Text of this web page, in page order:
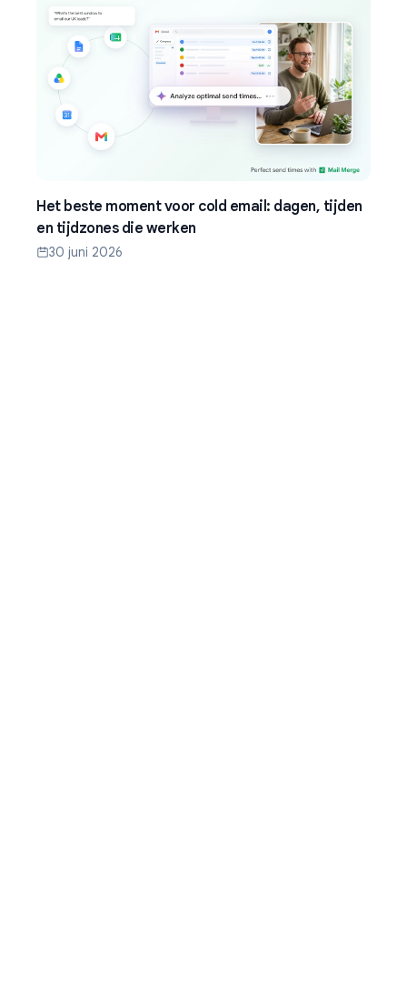
Het beste moment voor cold email: dagen, tijden
en tijdzones die werken
30 juni 2026